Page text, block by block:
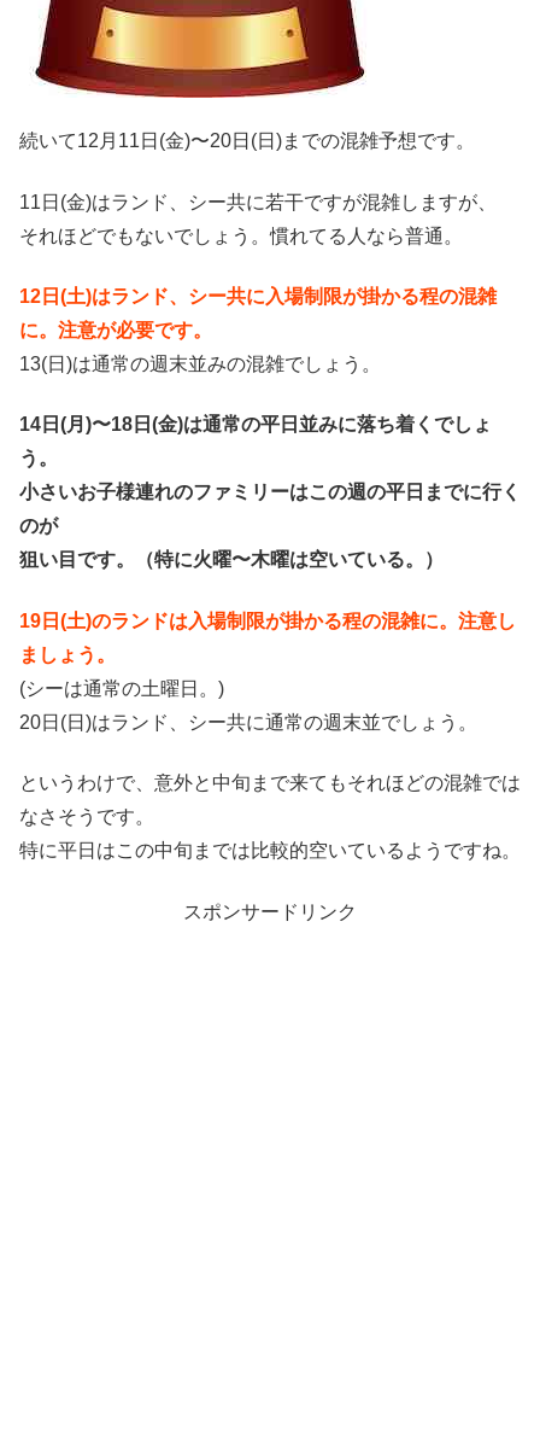
続いて12月11日(金)〜20日(日)までの混雑予想です。
11日(金)はランド、シー共に若干ですが混雑しますが、
それほどでもないでしょう。慣れてる人なら普通。
12日(土)はランド、シー共に入場制限が掛かる程の混雑
に。注意が必要です。
13(日)は通常の週末並みの混雑でしょう。
14日(月)〜18日(金)は通常の平日並みに落ち着くでしょ
う。
小さいお子様連れのファミリーはこの週の平日までに行く
のが
狙い目です。（特に火曜〜木曜は空いている。）
19日(土)のランドは入場制限が掛かる程の混雑に。注意し
ましょう。
(シーは通常の土曜日。)
20日(日)はランド、シー共に通常の週末並でしょう。
というわけで、意外と中旬まで来てもそれほどの混雑では
なさそうです。
特に平日はこの中旬までは比較的空いているようですね。
スポンサードリンク